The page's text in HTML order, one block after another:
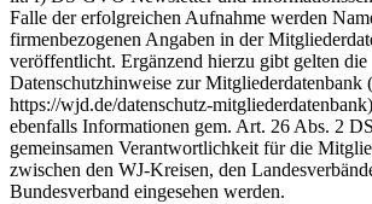
Falle der erfolgreichen Aufnahme werden
firmenbezogenen Angaben in der
veröffentlicht. Ergänzend hierzu gibt gelten die
Datenschutzhinweise zur Mitgliederdatenbank
https://wjd.de/datenschutz-
ebenfalls Informationen gem. Art. 26 Abs. 2
gemeinsamen Verantwortlichkeit für die
zwischen den WJ-Kreisen, den
Bundesverband eingesehen werden.